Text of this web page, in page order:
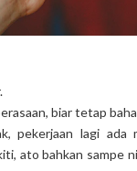
biar tetap
pekerjaan lagi
ato bahkan sampe